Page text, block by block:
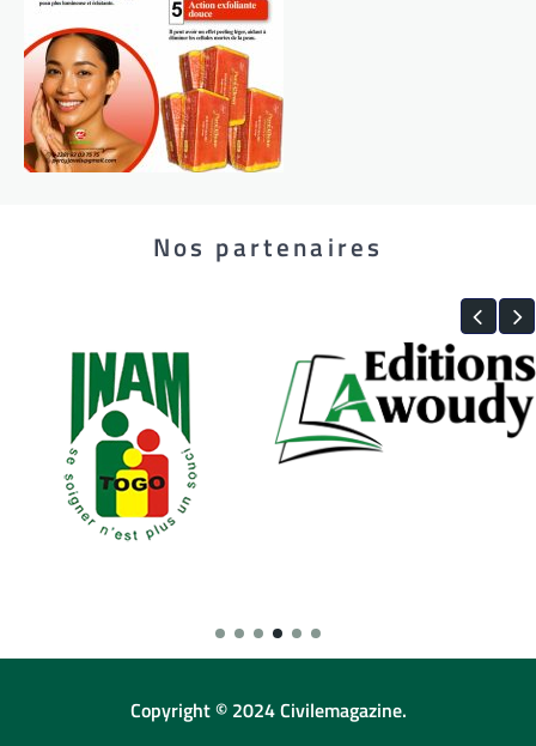
Nos partenaires
Copyright © 2024 Civilemagazine.